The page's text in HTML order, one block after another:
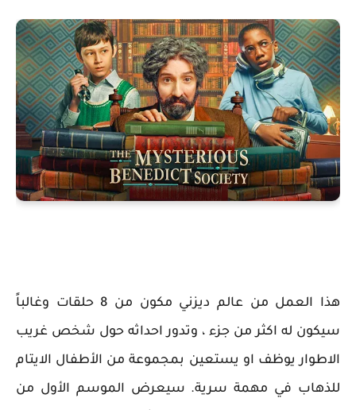
هذا العمل من عالم ديزني مكون من 8 حلقات وغالباً
سيكون له اكثر من جزء ، وتدور احداثه حول شخص غريب
الاطوار يوظف او يستعين بمجموعة من الأطفال الايتام
للذهاب في مهمة سرية. سيعرض الموسم الأول من